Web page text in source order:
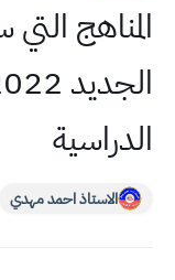
المناهج
الدراسية
الاستاذ احمد مهدي